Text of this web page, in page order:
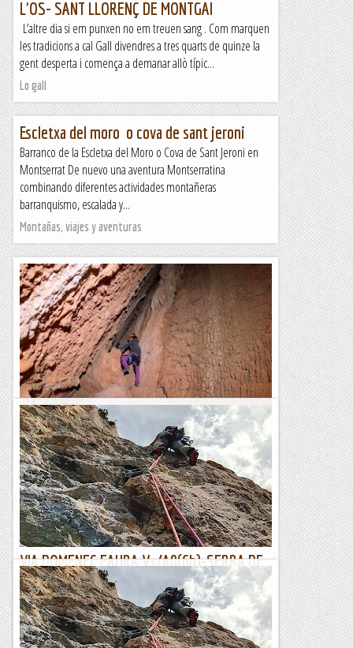
L'OS- SANT LLORENÇ DE MONTGAI
L’altre dia si em punxen no em treuen sang . Com marquen
les tradicions a cal Gall divendres a tres quarts de quinze la
gent desperta i comença a demanar allò típic...
Lo gall
Escletxa del moro o cova de sant jeroni
Barranco de la Escletxa del Moro o Cova de Sant Jeroni en
Montserrat De nuevo una aventura Montserratina
combinando diferentes actividades montañeras
barranquismo, escalada y...
Montañas, viajes y aventuras
Escletxa del Moro o Cova de Sant Jeroni
L'Escletxa del Moro és un indret singular de Montserat. Es
tracta d'una cavitat dintre d'una gran fisura entre roques, al
peu de la Paret de l'Aeri. Tot i que...
Blog de muntanya
VIA DOMENEC FAURA V+/A0(6b)-SERRA DE
SANT JOAN.
Continuant buscant vietes que no apretin massa donat el
meu llastimós estat físic , Jesús em proposa aquesta. Sobre
el paper sembla que pot estar be i...